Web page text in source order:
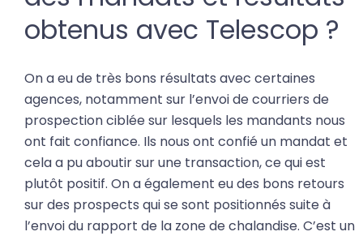
obtenus avec Telescop ?
On a eu de très bons résultats avec certaines
agences, notamment sur l’envoi de courriers de
prospection ciblée sur lesquels les mandants nous
ont fait confiance. Ils nous ont confié un mandat et
cela a pu aboutir sur une transaction, ce qui est
plutôt positif. On a également eu des bons retours
sur des prospects qui se sont positionnés suite à
l’envoi du rapport de la zone de chalandise. C’est un